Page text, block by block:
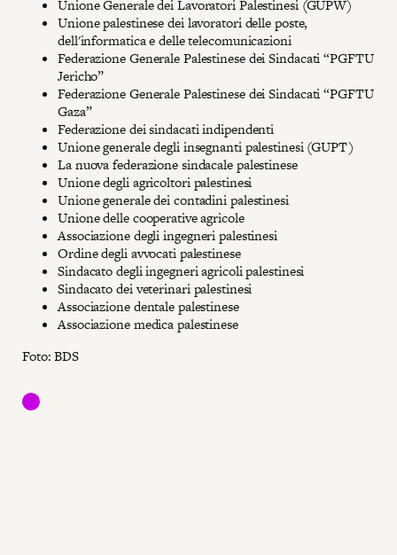
Unione Generale dei Lavoratori Palestinesi (GUPW)
Unione palestinese dei lavoratori delle poste,
dell'informatica e delle telecomunicazioni
Federazione Generale Palestinese dei Sindacati “PGFTU
Jericho”
Federazione Generale Palestinese dei Sindacati “PGFTU
Gaza”
Federazione dei sindacati indipendenti
Unione generale degli insegnanti palestinesi (GUPT)
La nuova federazione sindacale palestinese
Unione degli agricoltori palestinesi
Unione generale dei contadini palestinesi
Unione delle cooperative agricole
Associazione degli ingegneri palestinesi
Ordine degli avvocati palestinese
Sindacato degli ingegneri agricoli palestinesi
Sindacato dei veterinari palestinesi
Associazione dentale palestinese
Associazione medica palestinese
Foto: BDS